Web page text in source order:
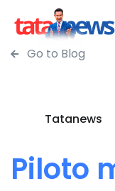
Go to Blog
Tatanews
Piloto